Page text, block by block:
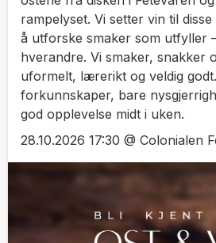
rampelyset. Vi setter vin til
å utforske smaker som utfyller
hverandre. Vi smaker, snakker
uformelt, lærerikt og veldig
forkunnskaper, bare
god opplevelse midt i uken.
28.10.2026 17:30 @ Colonialen